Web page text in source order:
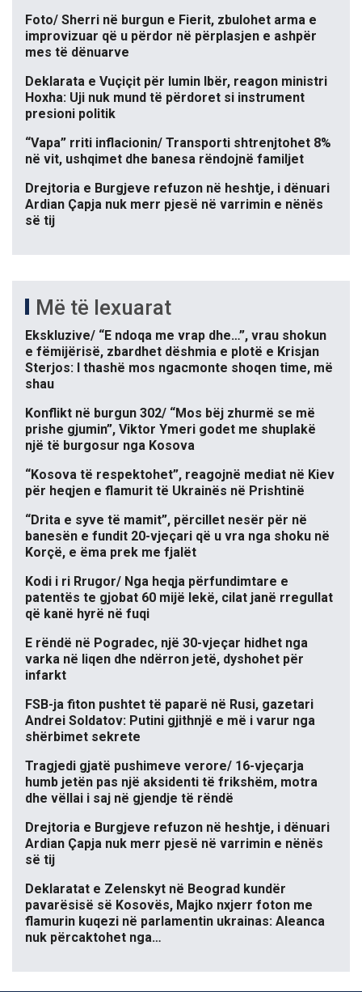
Foto/ Sherri në burgun e Fierit, zbulohet arma e
improvizuar që u përdor në përplasjen e ashpër
mes të dënuarve
Deklarata e Vuçiçit për lumin Ibër, reagon ministri
Hoxha: Uji nuk mund të përdoret si instrument
presioni politik
“Vapa” rriti inflacionin/ Transporti shtrenjtohet 8%
në vit, ushqimet dhe banesa rëndojnë familjet
Drejtoria e Burgjeve refuzon në heshtje, i dënuari
Ardian Çapja nuk merr pjesë në varrimin e nënës
së tij
Më të lexuarat
Ekskluzive/ “E ndoqa me vrap dhe…”, vrau shokun
e fëmijërisë, zbardhet dëshmia e plotë e Krisjan
Sterjos: I thashë mos ngacmonte shoqen time, më
shau
Konflikt në burgun 302/ “Mos bëj zhurmë se më
prishe gjumin”, Viktor Ymeri godet me shuplakë
një të burgosur nga Kosova
“Kosova të respektohet”, reagojnë mediat në Kiev
për heqjen e flamurit të Ukrainës në Prishtinë
“Drita e syve të mamit”, përcillet nesër për në
banesën e fundit 20-vjeçari që u vra nga shoku në
Korçë, e ëma prek me fjalët
Kodi i ri Rrugor/ Nga heqja përfundimtare e
patentës te gjobat 60 mijë lekë, cilat janë rregullat
që kanë hyrë në fuqi
E rëndë në Pogradec, një 30-vjeçar hidhet nga
varka në liqen dhe ndërron jetë, dyshohet për
infarkt
FSB-ja fiton pushtet të paparë në Rusi, gazetari
Andrei Soldatov: Putini gjithnjë e më i varur nga
shërbimet sekrete
Tragjedi gjatë pushimeve verore/ 16-vjeçarja
humb jetën pas një aksidenti të frikshëm, motra
dhe vëllai i saj në gjendje të rëndë
Drejtoria e Burgjeve refuzon në heshtje, i dënuari
Ardian Çapja nuk merr pjesë në varrimin e nënës
së tij
Deklaratat e Zelenskyt në Beograd kundër
pavarësisë së Kosovës, Majko nxjerr foton me
flamurin kuqezi në parlamentin ukrainas: Aleanca
nuk përcaktohet nga…